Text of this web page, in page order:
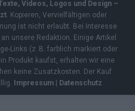
Videos, Logos und Design –
. Kopieren, Vervielfältigen oder
ist nicht erlaubt. Bei Interesse
unsere Redaktion. Einige Artikel
Links (z. B. farblich markiert oder
Produkt kaufst, erhalten wir eine
keine Zusatzkosten. Der Kauf
Impressum | Datenschutz